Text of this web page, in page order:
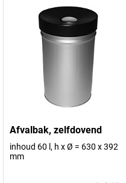
Afvalbak, zelfdovend
inhoud 60 l, h x Ø = 630 x 392
mm